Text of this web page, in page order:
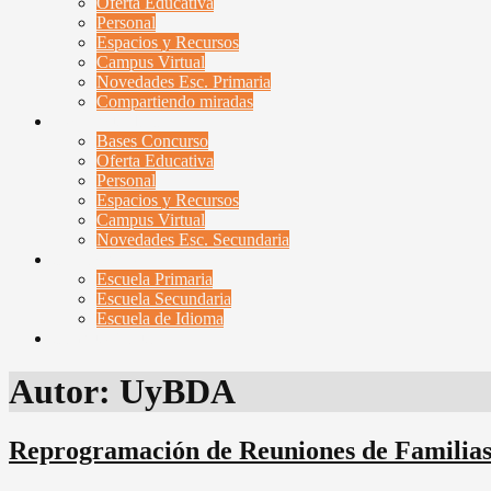
Personal
Espacios y Recursos
Campus Virtual
Novedades Esc. Primaria
Compartiendo miradas
Bases Concurso
Oferta Educativa
Personal
Espacios y Recursos
Campus Virtual
Novedades Esc. Secundaria
Escuela Primaria
Escuela Secundaria
Escuela de Idioma
Autor: UyBDA
Reprogramación de Reuniones de Familias